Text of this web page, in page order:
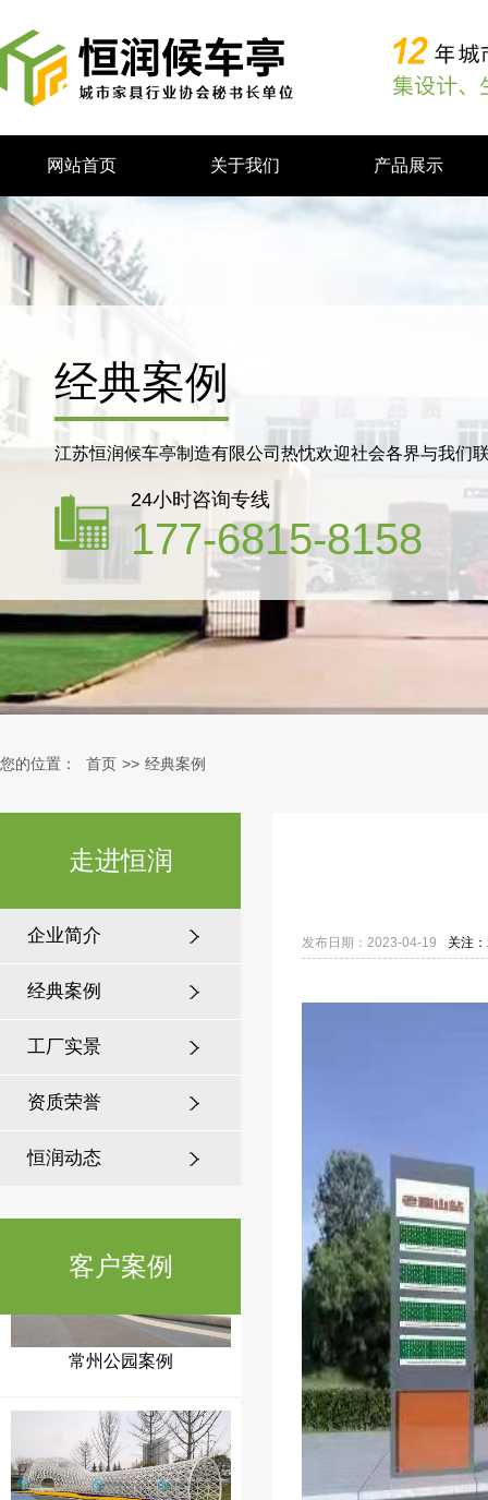
网站首页 关于我们 产品展示
经典案例
江苏恒润候车亭制造有限公司热忱欢迎社会各界与我们
24小时咨询专线
177-6815-8158
您的位置： 首页 >> 经典案例
走进恒润
企业简介
经典案例
工厂实景
资质荣誉
恒润动态
客户案例
庆阳候车亭案例
扬州乡镇公交候车亭
常州公园案例
发布日期：2023-04-19 关注